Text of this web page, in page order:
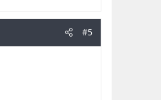
#5